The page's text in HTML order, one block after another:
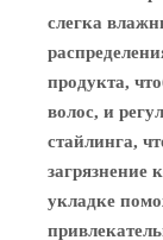
слегка
продукта,
волос, и
стайлинга,
загрязнение
укладке